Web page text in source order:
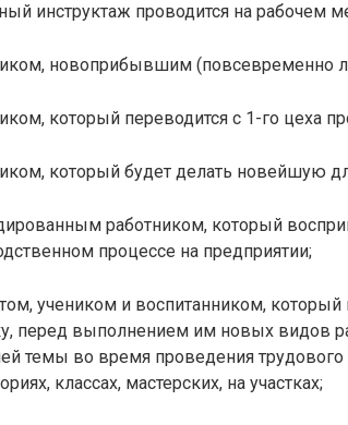
инструктаж проводится на рабочем
новоприбывшим (повсевременно
который переводится с 1-го цеха
который будет делать новейшую
работником, который
процессе на предприятии;
учеником и воспитанником,
перед выполнением им новых видов
темы во время проведения
классах, мастерских, на участках;